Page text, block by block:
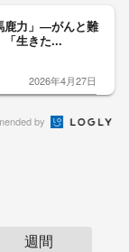
鹿力」―がんと難
生きた...
2026年4月27日
by
週間